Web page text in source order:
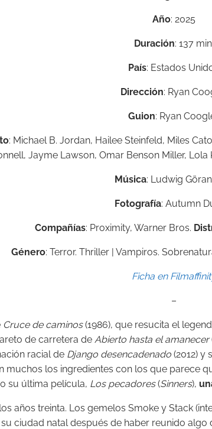
Año: 2025
Duración: 137
País: Estados
Dirección: Ryan
Guion: Ryan
: Michael B. Jordan, Hailee Steinfeld, Miles
Jayme Lawson, Omar Benson Miller, Lola
Música: Ludwig
Fotografía: Autumn
Compañías: Proximity, Warner Bros.
Género: Terror. Thriller | Vampiros.
Ficha en
–
Cruce de caminos(1986), que resucita el
de carretera de Abierto hasta el amanecer
racial de Django desencadenado (2012) y
muchos los ingredientes con los que parece
su última película, Los pecadores(Sinners),
años treinta. Los gemelos Smoke y Stack
ciudad natal después de haber reunido